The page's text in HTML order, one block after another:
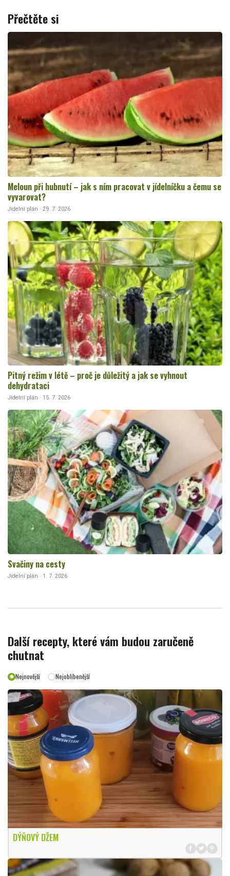
Přečtěte si
Meloun při hubnutí – jak s ním pracovat v jídelníčku a čemu se
vyvarovat?
Jídelní plán · 29. 7. 2026
Pitný režim v létě – proč je důležitý a jak se vyhnout
dehydrataci
Jídelní plán · 15. 7. 2026
Svačiny na cesty
Jídelní plán · 1. 7. 2026
Další recepty, které vám budou zaručeně
chutnat
Nejnovější Nejoblíbenější
DÝŇOVÝ DŽEM